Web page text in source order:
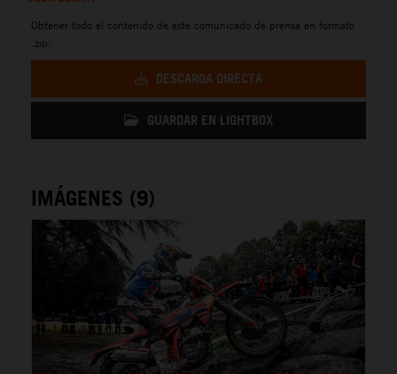
Obtener todo el contenido de este comunicado de prensa en formato
.zip:
DESCARGA DIRECTA
GUARDAR EN LIGHTBOX
IMÁGENES (9)